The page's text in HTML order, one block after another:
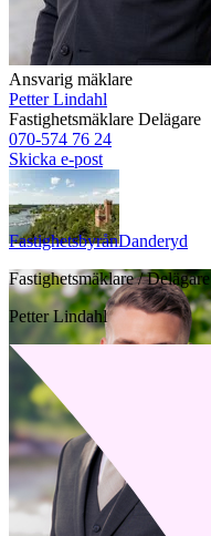
Ansvarig mäklare
Petter Lindahl
Fastighetsmäklare Delägare
070-574 76 24
Skicka e-post
FastighetsbyrånDanderyd
Fastighetsmäklare / Delägare
Petter Lindahl